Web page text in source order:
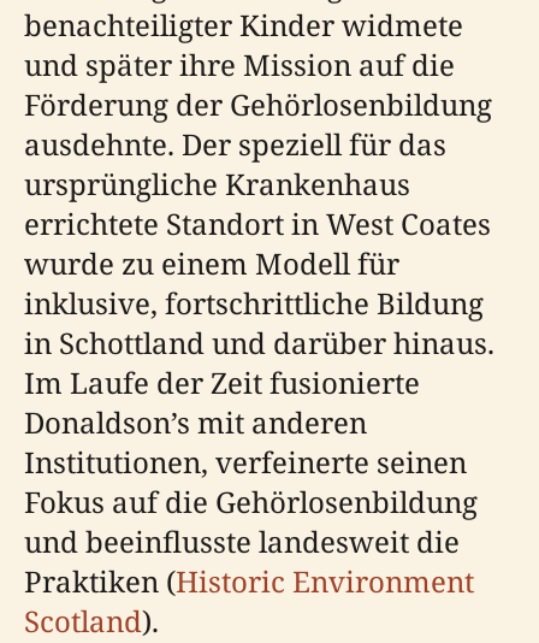
benachteiligter Kinder widmete
und später ihre Mission auf die
Förderung der Gehörlosenbildung
ausdehnte. Der speziell für das
ursprüngliche Krankenhaus
errichtete Standort in West Coates
wurde zu einem Modell für
inklusive, fortschrittliche Bildung
in Schottland und darüber hinaus.
Im Laufe der Zeit fusionierte
Donaldson’s mit anderen
Institutionen, verfeinerte seinen
Fokus auf die Gehörlosenbildung
und beeinflusste landesweit die
Praktiken (Historic Environment
Scotland).